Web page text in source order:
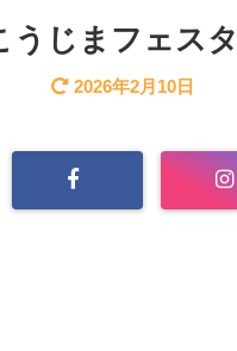
うじまフェス
2026年2月10日